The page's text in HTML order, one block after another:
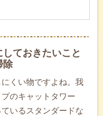
ておきたいこと
除
くい物ですよね。我
のキャットタワー
いるスタンダードな